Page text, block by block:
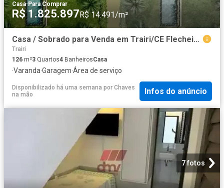
Casa·Para Comprar
R$ 1.825.897R$ 14.491/m²
Casa / Sobrado para Venda em Trairi/CE Flecheiras 3 Quartos
Trairi
126 m²3 Quartos4 BanheirosCasa
·Varanda·Garagem·Área de serviço
Disponibilizado há uma semana por Chaves
na mão
Infos do anúncio
7 fotos